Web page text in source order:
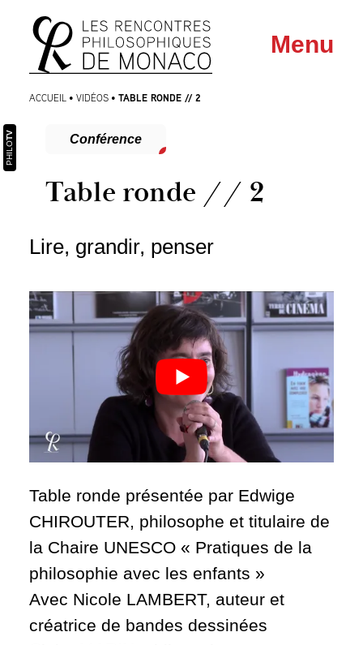
Aller
au
menu
Aller au
contenu
Menu
ACCUEIL • VIDÉOS • TABLE RONDE // 2
Conférence
Table ronde // 2
Lire, grandir, penser
PHILO
TV
Table ronde présentée par Edwige
CHIROUTER, philosophe et titulaire de
la Chaire UNESCO « Pratiques de la
philosophie avec les enfants »
Avec Nicole LAMBERT, auteur et
créatrice de bandes dessinées